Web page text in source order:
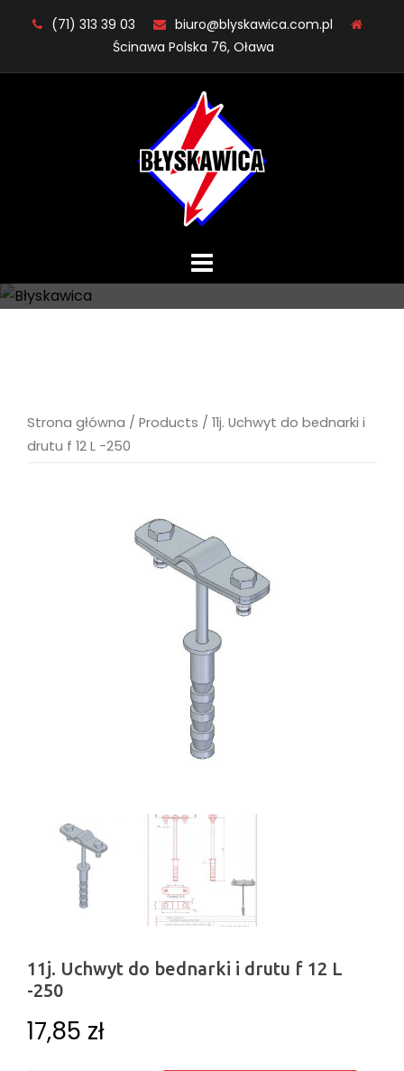
(71) 313 39 03
biuro@blyskawica.com.pl
Ścinawa Polska 76, Oława
Strona główna / Products / 11j. Uchwyt do bednarki i
drutu f 12 L -250
11j. Uchwyt do bednarki i drutu f 12 L
-250
17,85 zł